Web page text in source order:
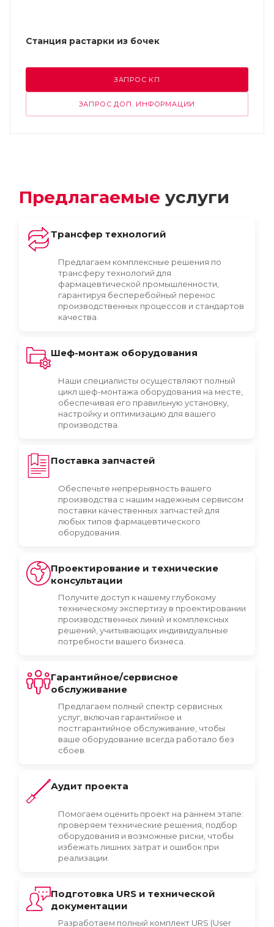
Станция растарки из бочек
ЗАПРОС КП
ЗАПРОС ДОП. ИНФОРМАЦИИ
Предлагаемые услуги
Трансфер технологий
Предлагаем комплексные решения по
трансферу технологий для
фармацевтической промышленности,
гарантируя бесперебойный перенос
производственных процессов и стандартов
качества.
Шеф-монтаж оборудования
Наши специалисты осуществляют полный
цикл шеф-монтажа оборудования на месте,
обеспечивая его правильную установку,
настройку и оптимизацию для вашего
производства.
Поставка запчастей
Обеспечьте непрерывность вашего
производства с нашим надежным сервисом
поставки качественных запчастей для
любых типов фармацевтического
оборудования.
Проектирование и технические
консультации
Получите доступ к нашему глубокому
техническому экспертизу в проектировании
производственных линий и комплексных
решений, учитывающих индивидуальные
потребности вашего бизнеса.
Гарантийное/сервисное
обслуживание
Предлагаем полный спектр сервисных
услуг, включая гарантийное и
постгарантийное обслуживание, чтобы
ваше оборудование всегда работало без
сбоев.
Аудит проекта
Помогаем оценить проект на раннем этапе:
проверяем технические решения, подбор
оборудования и возможные риски, чтобы
избежать лишних затрат и ошибок при
реализации.
Подготовка URS и технической
документации
Разработаем полный комплект URS (User